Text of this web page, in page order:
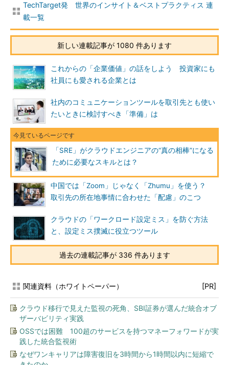
TechTarget発 世界のインサイト＆ベストプラクティス 連
載一覧
新しい連載記事が 1080 件あります
これからの「企業価値」の話をしよう 投資家にも
社員にも愛される企業とは
社内のコミュニケーションツールを取引先とも使い
たいときに検討すべき「準備」は
「SRE」がクラウドエンジニアの“真の相棒”になる
ために必要なスキルとは？
中国では「Zoom」じゃなく「Zhumu」を使う？
取引先の所在地事情に合わせた「配慮」のこつ
クラウドの「ワークロード設定ミス」を防ぐ方法
と、設定ミス撲滅に役立つツール
過去の連載記事が 336 件あります
関連資料（ホワイトペーパー） [PR]
クラウド移行で見えた監視の死角、SBI証券が選んだ統合オブ
ザーバビリティ実践
OSSでは困難 100超のサービスを持つマネーフォワードが実
践した統合監視術
なぜワンキャリアは障害復旧を3時間から1時間以内に短縮で